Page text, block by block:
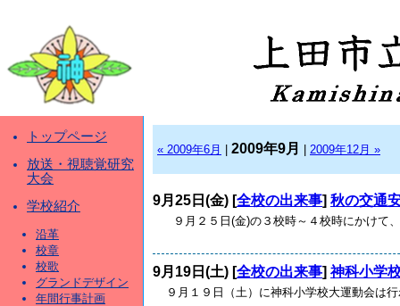
トップページ
放送・視聴覚研究
大会
学校紹介
沿革
校章
校歌
グランドデザイン
年間行事計画
« 2009年6月 2009年9月 2009年12月 »
9月25日(金) [全校の出来事] 秋の交通
９月２５日(金)の３校時～４校時にかけて
9月19日(土) [全校の出来事]神科小学
９月１９日（土）に神科小学校大運動会は